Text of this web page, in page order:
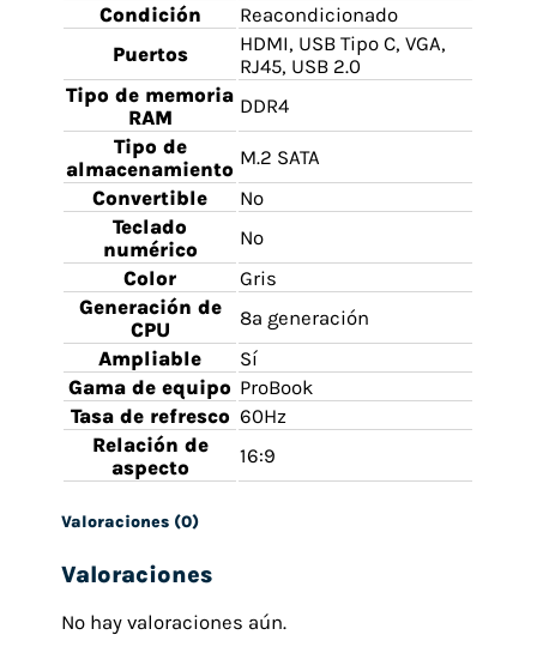
Condición
Reacondicionado
Puertos
HDMI, USB Tipo C, VGA,
RJ45, USB 2.0
Tipo de memoria
RAM
DDR4
Tipo de
almacenamiento
M.2 SATA
Convertible
No
Teclado
numérico
No
Color
Gris
Generación de
CPU
8ª generación
Ampliable
Sí
Gama de equipo ProBook
Tasa de refresco 60Hz
Relación de
aspecto
16:9
Valoraciones (0)
Valoraciones
No hay valoraciones aún.